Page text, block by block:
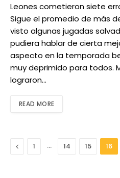
Leones cometieron siete
Sigue el promedio de más
visto algunas jugadas
pudiera hablar de cierta
aspecto en la temporada
muy deprimido para todos.
lograron…
READ MORE
Anterior
1 … 14 15 16